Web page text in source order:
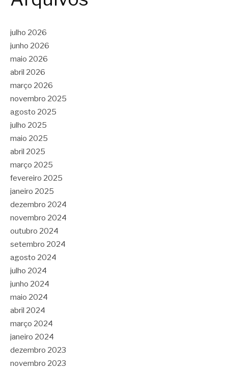
julho 2026
junho 2026
maio 2026
abril 2026
março 2026
novembro 2025
agosto 2025
julho 2025
maio 2025
abril 2025
março 2025
fevereiro 2025
janeiro 2025
dezembro 2024
novembro 2024
outubro 2024
setembro 2024
agosto 2024
julho 2024
junho 2024
maio 2024
abril 2024
março 2024
janeiro 2024
dezembro 2023
novembro 2023